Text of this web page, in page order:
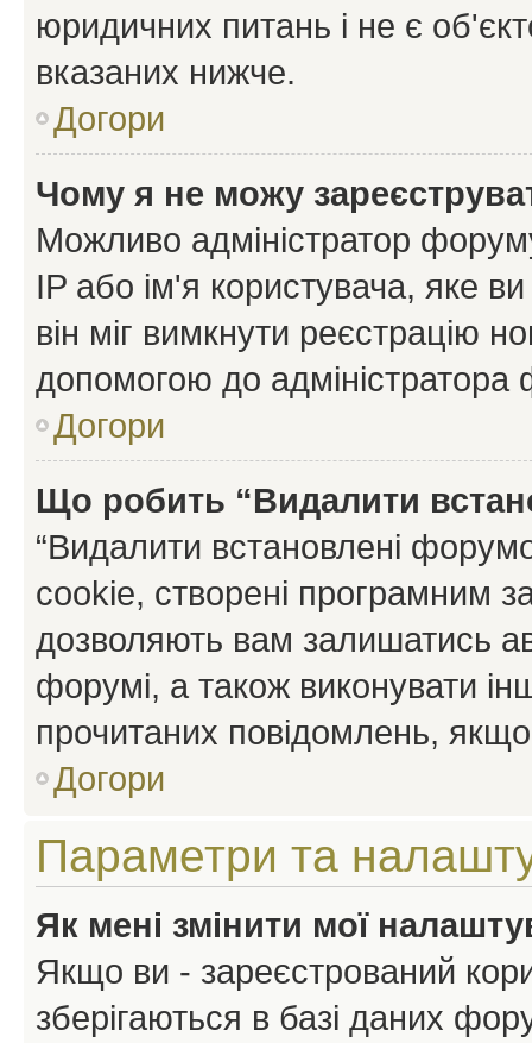
юридичних питань і не є
вказаних нижче.
Догори
Чому я не можу
Можливо адміністратор
IP або ім'я користувача, яке
він міг вимкнути реєстрацію
допомогою до адміністратора
Догори
Що робить “Видалити
“Видалити встановлені
cookie, створені програмним
дозволяють вам залишатись
форумі, а також виконувати
прочитаних повідомлень,
Догори
Параметри та
Як мені змінити мої
Якщо ви - зареєстрований
зберігаються в базі даних